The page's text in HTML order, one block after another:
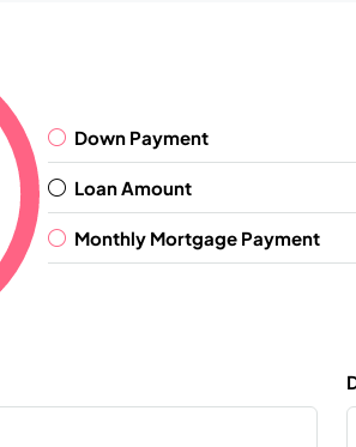
Down Payment
Loan Amount
Monthly Mortgage Payment